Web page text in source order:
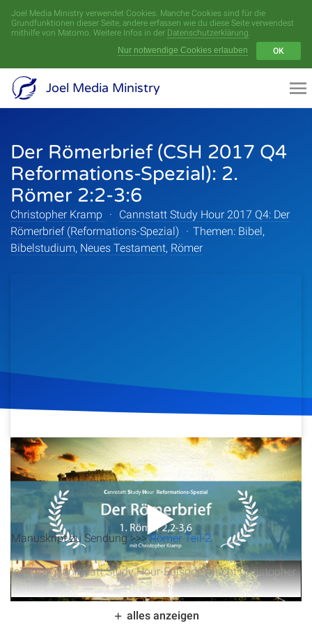
Joel Media Ministry verwendet Cookies. Manche Cookies sind für die
Grundfunktionen dieser Seite, andere erfassen wie du diese Seite verwendest
mithilfe von Matomo. Weitere Infos in der Datenschutzerklärung.
Nur notwendige Cookies erlauben
OK
Joel Media Ministry
Der Römerbrief (CSH 2017 Q4
Reformations-Spezial): 2.
Römer 2:2-3:6
Christopher Kramp ·
Cannstatt Study Hour 2017 Q4: Der
Römerbrief (Reformations-Spezial)
· Themen: Bibel,
Bibelstudium, Neues Testament, Römer
11. Oktober 2017 2.072Klicks Download
Manuskript zu Sendung >>>Römer Teil 2
In dieser Cannstatt Study Hour-Episode taucht Christopher
Kramp tief in Römer 2:2 bis 3:6 ein. Er beleuchtet die
unumgängliche Realität des göttlichen Gerichts, die
Bedeutung von Gottes Güte und Langmut und die
alles anzeigen
Menü
Videoarchiv
Serien
Sprecher
Themen
Über Uns
Kontakt
Spenden